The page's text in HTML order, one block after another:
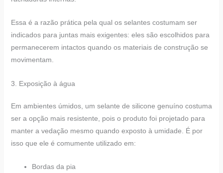
Essa é a razão prática pela qual os selantes costumam ser
indicados para juntas mais exigentes: eles são escolhidos para
permanecerem intactos quando os materiais de construção se
movimentam.
3. Exposição à água
Em ambientes úmidos, um selante de silicone genuíno costuma
ser a opção mais resistente, pois o produto foi projetado para
manter a vedação mesmo quando exposto à umidade. É por
isso que ele é comumente utilizado em:
Bordas da pia